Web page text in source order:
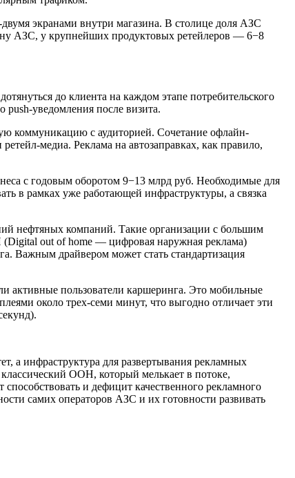
экранами внутри магазина. В столице доля АЗС
АЗС, у крупнейших продуктовых ретейлеров — 6−8
до клиента на каждом этапе потребительского
уведомления после визита.
коммуникацию с аудиторией. Сочетание офлайн-
медиа. Реклама на автозаправках, как правило,
с годовым оборотом 9−13 млрд руб. Необходимые для
в рамках уже работающей инфраструктуры, а связка
нефтяных компаний. Такие организации с большим
(Digital out of home — цифровая наружная реклама)
Важным драйвером может стать стандартизация
пользователи каршеринга. Это мобильные
около трех-семи минут, что выгодно отличает эти
а инфраструктура для развертывания рекламных
OOH, который мелькает в потоке,
и дефицит качественного рекламного
самих операторов АЗС и их готовности развивать